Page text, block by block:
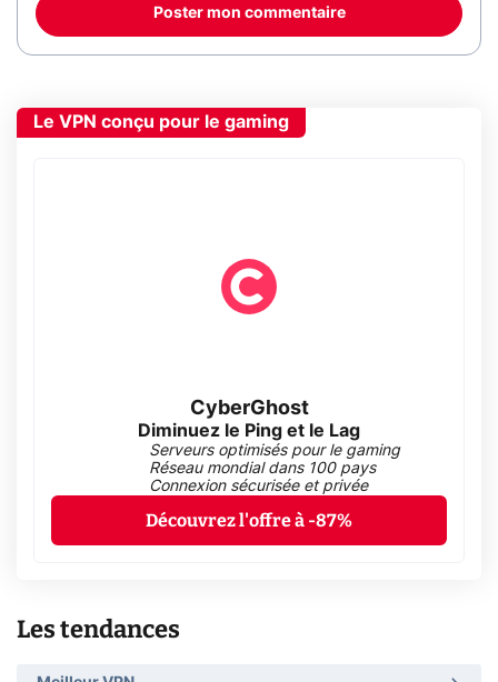
Poster mon commentaire
Le VPN conçu pour le gaming
CyberGhost
Diminuez le Ping et le Lag
Serveurs optimisés pour le gaming
Réseau mondial dans 100 pays
Connexion sécurisée et privée
Découvrez l'offre à -87%
Les tendances